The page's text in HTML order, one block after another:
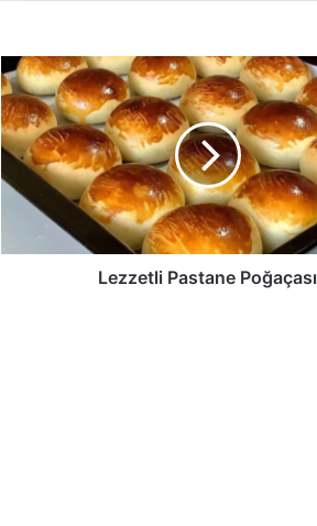
Lezzetli
Pastane
Poğaçası
Lezzetli Pastane Poğaçası